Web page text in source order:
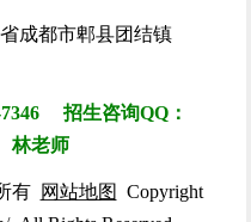
省成都市郫县团结镇
招生咨询QQ：
林老师
有 网站地图 Copyright